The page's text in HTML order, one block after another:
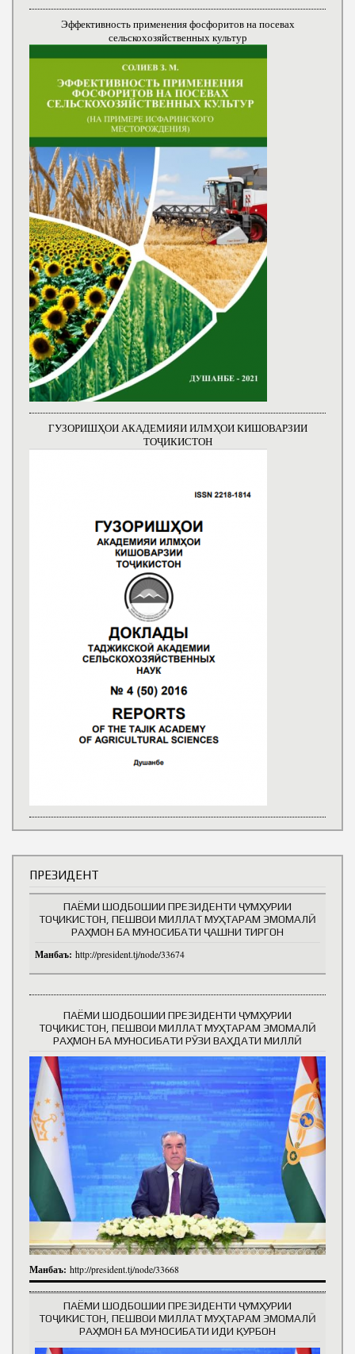
Эффективность применения фосфоритов на посевах
сельскохозяйственных культур
ГУЗОРИШҲОИ АКАДЕМИЯИ ИЛМҲОИ КИШОВАРЗИИ
ТОҶИКИСТОН
ПРЕЗИДЕНТ
ПАЁМИ ШОДБОШИИ ПРЕЗИДЕНТИ ҶУМҲУРИИ
ТОҶИКИСТОН, ПЕШВОИ МИЛЛАТ МУҲТАРАМ ЭМОМАЛӢ
РАҲМОН БА МУНОСИБАТИ ҶАШНИ ТИРГОН
Манбаъ: http://president.tj/node/33674
ПАЁМИ ШОДБОШИИ ПРЕЗИДЕНТИ ҶУМҲУРИИ
ТОҶИКИСТОН, ПЕШВОИ МИЛЛАТ МУҲТАРАМ ЭМОМАЛӢ
РАҲМОН БА МУНОСИБАТИ РӮЗИ ВАҲДАТИ МИЛЛӢ
Манбаъ: http://president.tj/node/33668
ПАЁМИ ШОДБОШИИ ПРЕЗИДЕНТИ ҶУМҲУРИИ
ТОҶИКИСТОН, ПЕШВОИ МИЛЛАТ МУҲТАРАМ ЭМОМАЛӢ
РАҲМОН БА МУНОСИБАТИ ИДИ ҚУРБОН